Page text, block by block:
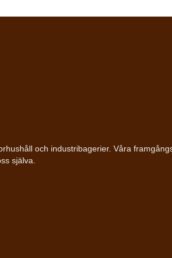
och industribagerier. Våra
själva.